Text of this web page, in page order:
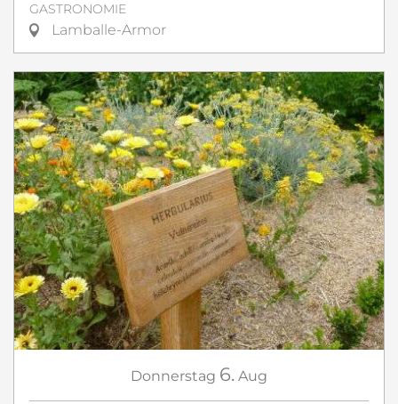
GASTRONOMIE
Lamballe-Armor
Donnerstag 6. Aug